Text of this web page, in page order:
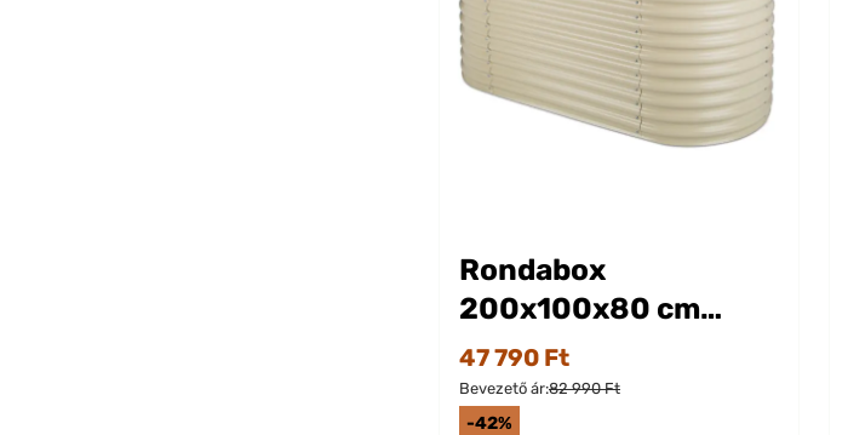
Rondabox
200x100x80 cm
Magaságyás Krém
47 790 Ft
Bevezető ár:82 990 Ft
-42%